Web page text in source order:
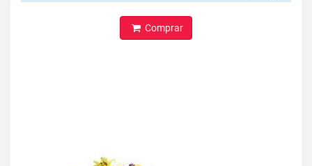
Comprar